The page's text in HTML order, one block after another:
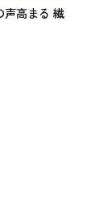
高まる 繊